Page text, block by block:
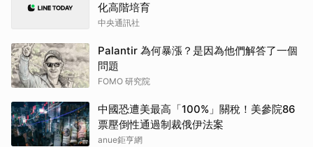
化高階培育
中央通訊社
Palantir 為何暴漲？是因為他們解答了一個
問題
FOMO 研究院
中國恐遭美最高「100%」關稅！美參院86
票壓倒性通過制裁俄伊法案
anue鉅亨網